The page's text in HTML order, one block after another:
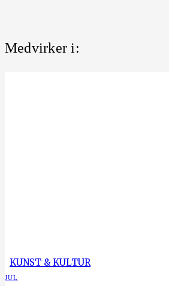
Medvirker i:
KUNST & KULTUR
JUL